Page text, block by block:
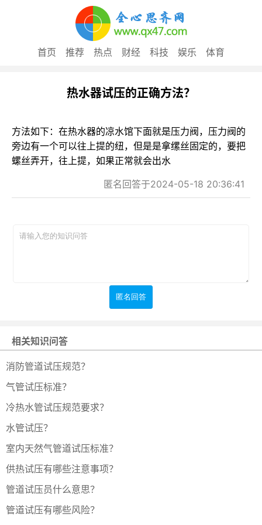
首页 推荐 热点 财经 科技 娱乐 体育
热水器试压的正确方法？
方法如下：在热水器的凉水馆下面就是压力阀，压力阀的
旁边有一个可以往上提的纽，但是是拿缧丝固定的，要把
螺丝弄开，往上提，如果正常就会出水
匿名回答于2024-05-18 20:36:41
相关知识问答
消防管道试压规范？
气管试压标准？
冷热水管试压规范要求？
水管试压？
室内天然气管道试压标准？
供热试压有哪些注意事项？
管道试压员什么意思？
管道试压有哪些风险？